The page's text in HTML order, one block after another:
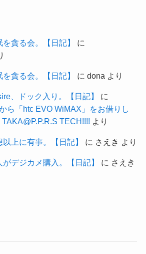
貪る会。【日記】
に
貪る会。【日記】 に dona より
、ドック入り。【日記】
に
ら「htc EVO WiMAX」をお借りし
TECH!!!! より
以上に有事。【日記】 に さえき より
がデジカメ購入。【日記】 に さえき